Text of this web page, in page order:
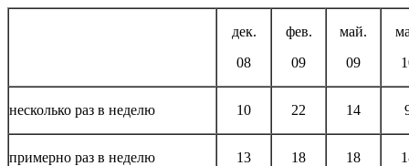
дек.
08
фев.
09
май.
09
несколько раз в неделю 10 22 14
примерно раз в неделю 13 18 18